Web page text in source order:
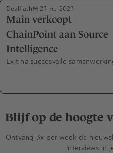
Dealflash 23 mei 2023
Main verkoopt
ChainPoint aan Source
Intelligence
Exit na succesvolle
Blijf op de hoogte
Ontvang 3x per week de
interviews in